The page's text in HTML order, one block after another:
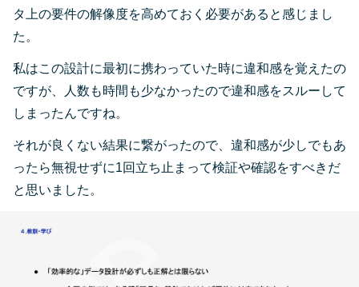
タ上の要件の解像度を高めておく必要があると感じまし
た。
私はこの設計に最初に携わっていた時に違和感を覚えたの
ですが、人数も時間も少なかったので違和感をスルーして
しまったんですね。
それが良くない結果に繋がったので、違和感が少しでもあ
ったら無視せずに1回立ち止まって検証や確認をすべきだ
と思いました。